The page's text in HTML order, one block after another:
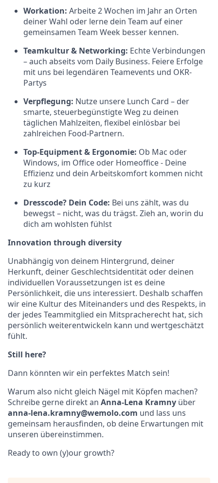
Workation: Arbeite 2 Wochen im Jahr an Orten
deiner Wahl oder lerne dein Team auf einer
gemeinsamen Team Week besser kennen.
Teamkultur & Networking: Echte Verbindungen
– auch abseits vom Daily Business. Feiere Erfolge
mit uns bei legendären Teamevents und OKR-
Partys
Verpflegung: Nutze unsere Lunch Card – der
smarte, steuerbegünstigte Weg zu deinen
täglichen Mahlzeiten, flexibel einlösbar bei
zahlreichen Food-Partnern.
Top-Equipment & Ergonomie: Ob Mac oder
Windows, im Office oder Homeoffice - Deine
Effizienz und dein Arbeitskomfort kommen nicht
zu kurz
Dresscode? Dein Code: Bei uns zählt, was du
bewegst – nicht, was du trägst. Zieh an, worin du
dich am wohlsten fühlst
Innovation through diversity
Unabhängig von deinem Hintergrund, deiner
Herkunft, deiner Geschlechtsidentität oder deinen
individuellen Voraussetzungen ist es deine
Persönlichkeit, die uns interessiert. Deshalb schaffen
wir eine Kultur des Miteinanders und des Respekts, in
der jedes Teammitglied ein Mitspracherecht hat, sich
persönlich weiterentwickeln kann und wertgeschätzt
fühlt.
Still here?
Dann könnten wir ein perfektes Match sein!
Warum also nicht gleich Nägel mit Köpfen machen?
Schreibe gerne direkt an Anna-Lena Kramny über
anna-lena.kramny@wemolo.com und lass uns
gemeinsam herausfinden, ob deine Erwartungen mit
unseren übereinstimmen.
Ready to own (y)our growth?